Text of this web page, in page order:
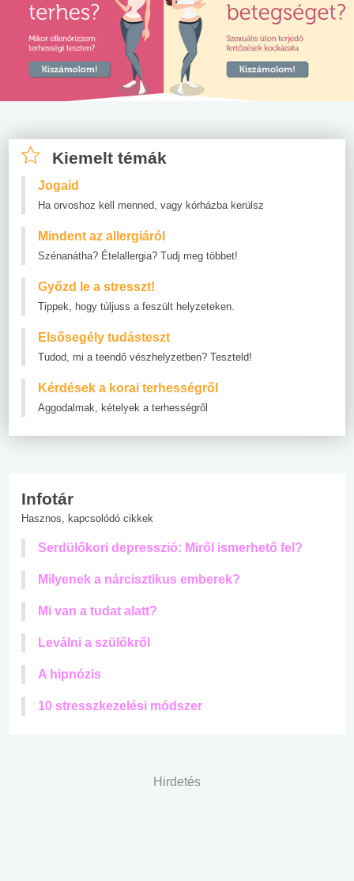
Kiemelt témák
Jogaid
Ha orvoshoz kell menned, vagy kórházba kerülsz
Mindent az allergiáról
Szénanátha? Ételallergia? Tudj meg többet!
Győzd le a stresszt!
Tippek, hogy túljuss a feszült helyzeteken.
Elsősegély tudásteszt
Tudod, mi a teendő vészhelyzetben? Teszteld!
Kérdések a korai terhességről
Aggodalmak, kételyek a terhességről
Infotár
Hasznos, kapcsolódó cikkek
Serdülőkori depresszió: Miről ismerhető fel?
Milyenek a nárcisztikus emberek?
Mi van a tudat alatt?
Leválni a szülőkről
A hipnózis
10 stresszkezelési módszer
Hirdetés